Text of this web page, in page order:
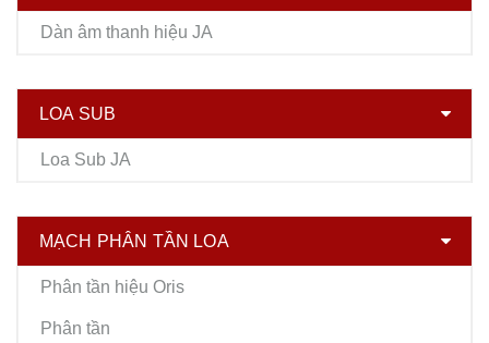
Dàn âm thanh hiệu JA
LOA SUB
Loa Sub JA
MẠCH PHÂN TẦN LOA
Phân tần hiệu Oris
Phân tần